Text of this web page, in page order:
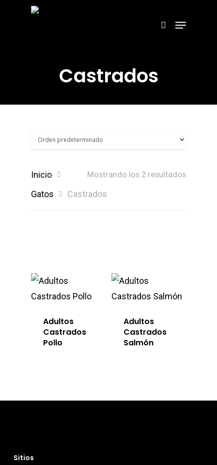
Castrados
Mostrando los 2 resultados
Inicio
Gatos
Castrados
Adultos
Castrados
Pollo
Adultos
Castrados
Salmón
Sitios